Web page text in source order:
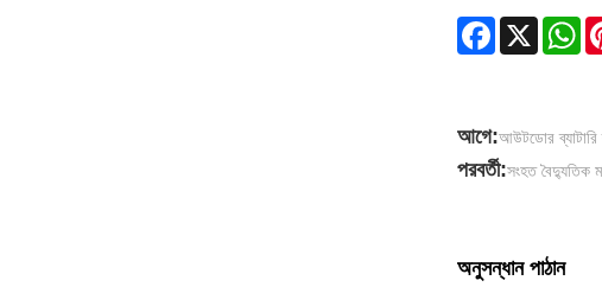
Facebook
X
আগে:আউটডোর ব্যাটারি
পরবর্তী:সংহত বৈদ্যুতিক
অনুসন্ধান পাঠান